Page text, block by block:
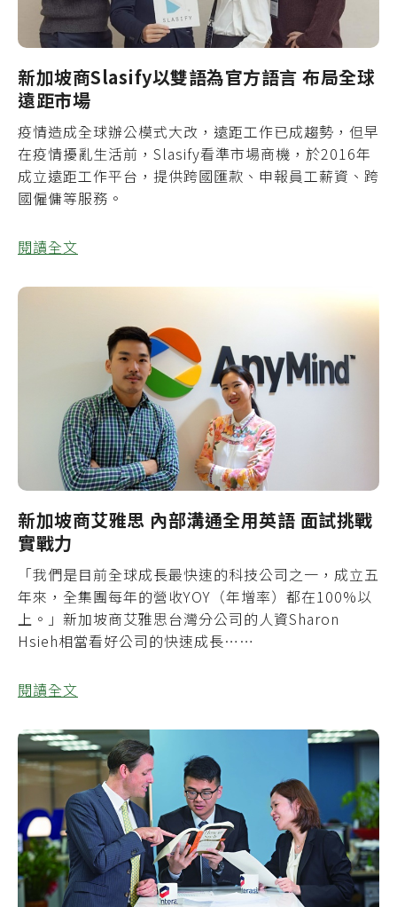
新加坡商Slasify以雙語為官方語言 布局全球
遠距市場
疫情造成全球辦公模式大改，遠距工作已成趨勢，但早
在疫情擾亂生活前，Slasify看準市場商機，於2016年
成立遠距工作平台，提供跨國匯款、申報員工薪資、跨
國僱傭等服務。
閱讀全文
新加坡商艾雅思 內部溝通全用英語 面試挑戰
實戰力
「我們是目前全球成長最快速的科技公司之一，成立五
年來，全集團每年的營收YOY（年增率）都在100%以
上。」新加坡商艾雅思台灣分公司的人資Sharon
Hsieh相當看好公司的快速成長……
閱讀全文